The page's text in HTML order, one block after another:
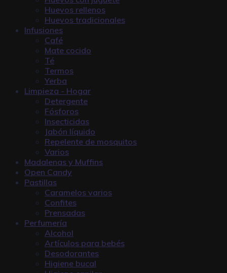
Huevos rellenos
Huevos tradicionales
Infusiones
Café
Mate cocido
Té
Termos
Yerba
Limpieza - Hogar
Detergente
Fósforos
Insecticidas
Jabón líquido
Repelente de mosquitos
Varios
Madalenas y Muffins
Open Candy
Pastillas
Caramelos varios
Confites
Prensadas
Perfumería
Alcohol
Artículos para bebés
Desodorantes
Higiene bucal